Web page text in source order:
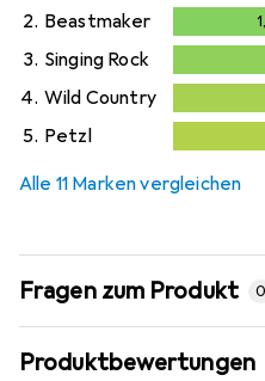
2. Beastmaker
3. Singing Rock
4. Wild Country
5. Petzl
Alle 11 Marken vergleichen
Fragen zum Produkt 0
Produktbewertungen